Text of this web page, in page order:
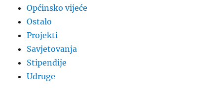
Općinsko vijeće
Ostalo
Projekti
Savjetovanja
Stipendije
Udruge